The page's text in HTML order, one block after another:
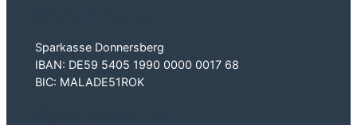
Sparkasse Donnersberg
IBAN: DE59 5405 1990 0000 0017 68
BIC: MALADE51ROK